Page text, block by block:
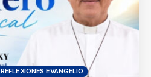
REFLEXIONES EVANGELIO